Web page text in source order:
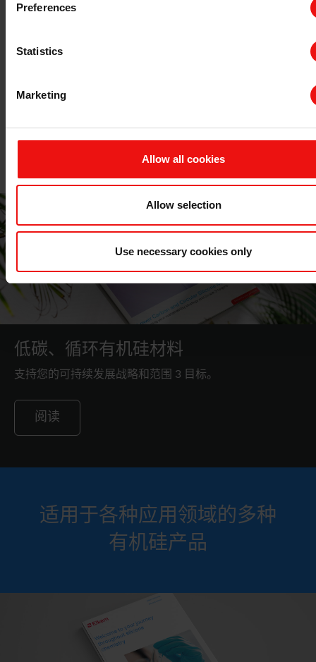
Preferences
Statistics
Marketing
Allow all cookies
Allow selection
Use necessary cookies only
高温固化硅橡胶HCR
RTV-1硅橡胶
低碳、循环有机硅材料
支持您的可持续发展战略和范围 3 目标。
阅读
适用于各种应用领域的多种
有机硅产品